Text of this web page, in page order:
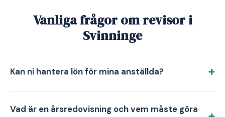
Vanliga frågor om revisor i
Svinninge
Kan ni hantera lön för mina anställda?
Vad är en årsredovisning och vem måste göra